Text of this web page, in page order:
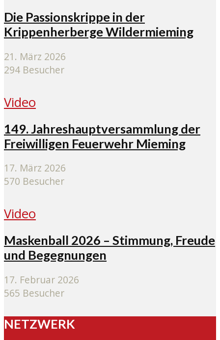
Die Passionskrippe in der
Krippenherberge Wildermieming
21. März 2026
294 Besucher
Video
149. Jahreshauptversammlung der
Freiwilligen Feuerwehr Mieming
17. März 2026
570 Besucher
Video
Maskenball 2026 – Stimmung, Freude
und Begegnungen
17. Februar 2026
565 Besucher
NETZWERK